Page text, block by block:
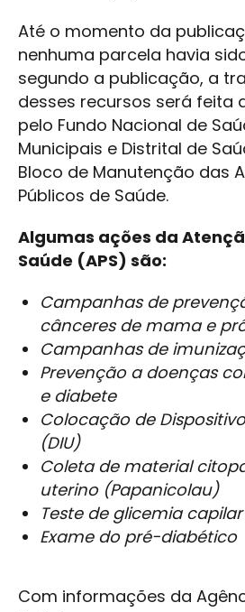
Até o momento da
nenhuma parcela havia
segundo a publicação, a
desses recursos será feita
pelo Fundo Nacional de
Municipais e Distrital de
Bloco de Manutenção das
Públicos de Saúde.
Algumas ações da
Saúde (APS) são:
Campanhas de
cânceres de mama e
Campanhas de
Prevenção a doenças
e diabete
Colocação de
(DIU)
Coleta de material
uterino (Papanicolau)
Teste de glicemia capilar
Exame do pré-diabético
Com informações da